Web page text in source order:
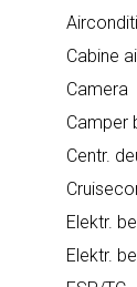
Cabine
Camera
Camper
Centr.
Elektr.
Elektr.